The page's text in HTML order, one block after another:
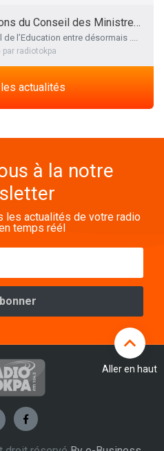
27 Mars 2019 : La liste définitive des membres du Conseil National de l’Education dévoilée
l’Education entre désormais ....
par radiotokpa
actualités
à la notre
les actualités de votre radio
temps réél
Aller en haut